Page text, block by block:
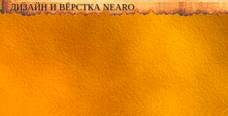
ДИЗАЙН И ВЁРСТКА NEARO